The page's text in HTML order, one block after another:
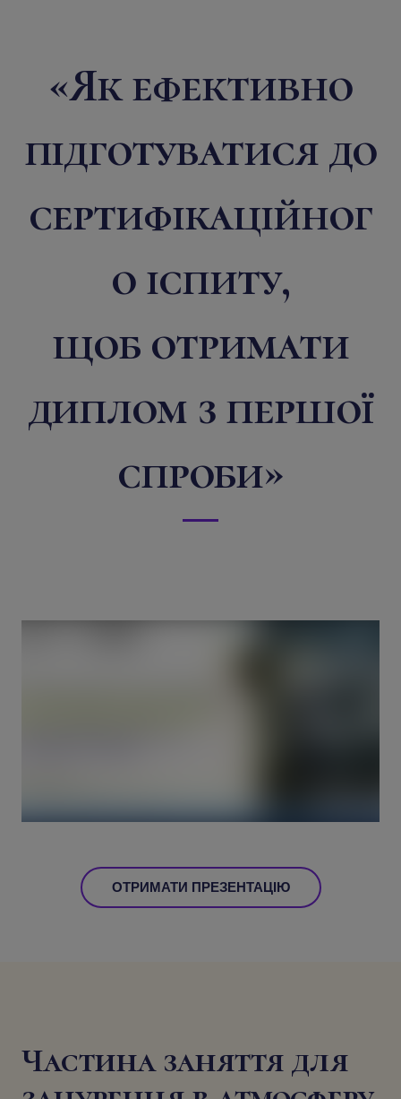
«Як ефективно
підготуватися до
сертифікаційног
о іспиту,
щоб отримати
диплом з першої
спроби»
ОТРИМАТИ ПРЕЗЕНТАЦІЮ
Частина заняття для